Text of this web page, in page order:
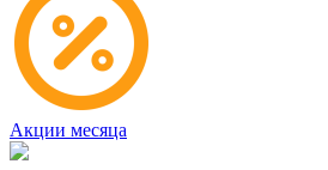
Акции месяца